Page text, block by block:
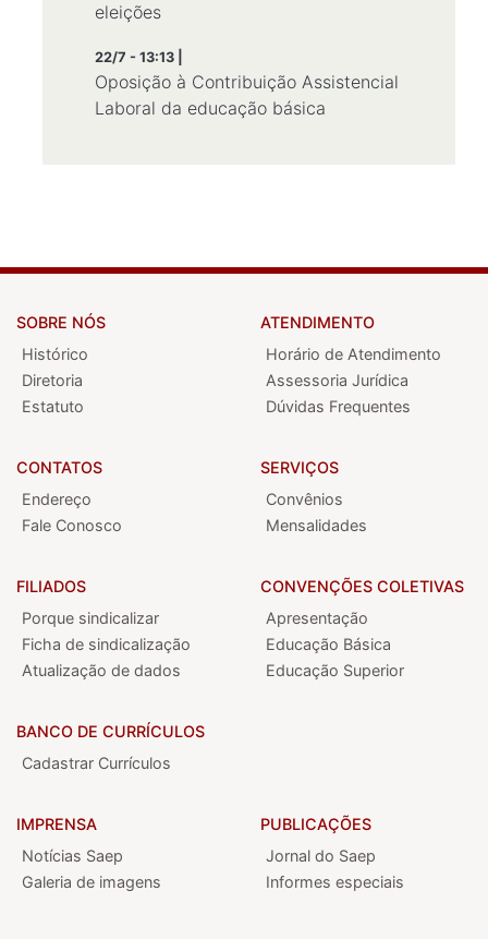
eleições
22/7 - 13:13 |
Oposição à Contribuição Assistencial
Laboral da educação básica
SOBRE NÓS
Histórico
Diretoria
Estatuto
CONTATOS
Endereço
Fale Conosco
ATENDIMENTO
Horário de Atendimento
Assessoria Jurídica
Dúvidas Frequentes
SERVIÇOS
Convênios
Mensalidades
FILIADOS
Porque sindicalizar
Ficha de sindicalização
Atualização de dados
BANCO DE CURRÍCULOS
Cadastrar Currículos
CONVENÇÕES COLETIVAS
Apresentação
Educação Básica
Educação Superior
IMPRENSA
Notícias Saep
Galeria de imagens
PUBLICAÇÕES
Jornal do Saep
Informes especiais